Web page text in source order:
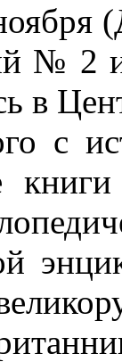
№
в
с